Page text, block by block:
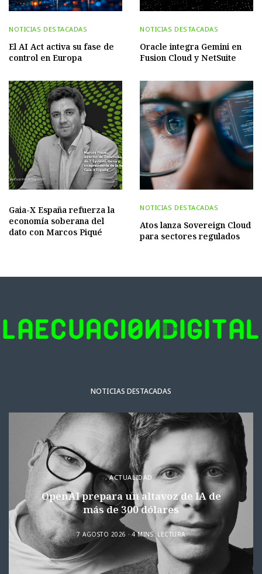
NOTICIAS DESTACADAS
El AI Act activa su fase de
control en Europa
NOTICIAS DESTACADAS
Oracle integra Gemini en
Fusion Cloud y NetSuite
Gaia-X España refuerza la
economía soberana del
dato con Marcos Piqué
NOTICIAS DESTACADAS
Atos lanza Sovereign Cloud
para sectores regulados
NOTICIAS DESTACADAS
ACTUALIDAD
OpenAI prepara un altavoz de IA de
más de 300 dólares
7 AGOSTO 2026 4 MINS. LECTURA